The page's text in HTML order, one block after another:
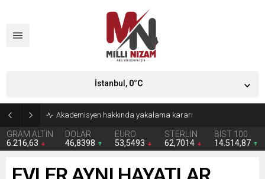
Akademisyen hakkında yakalama kararı
GRAM ALTIN
6.216,63
DOLAR
46,8398
EURO
53,5493
STERLİN
62,7014
BIST 100
14.514,87
İstanbul, 0°C